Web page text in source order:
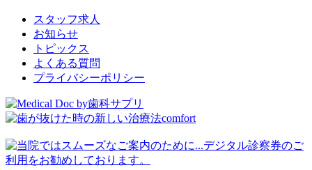
スタッフ求人
お知らせ
トピックス
よくある質問
プライバシーポリシー